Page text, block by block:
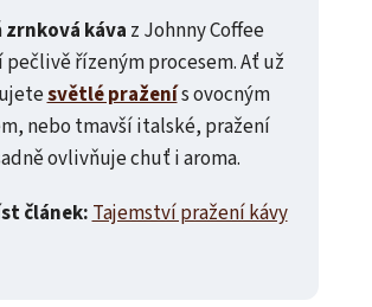
zrnková káva z Johnny Coffee
pečlivě řízeným procesem. Ať už
světlé praženís ovocným
nebo tmavší italské, pražení
ovlivňuje chuť i aroma.
článek: Tajemství pražení kávy